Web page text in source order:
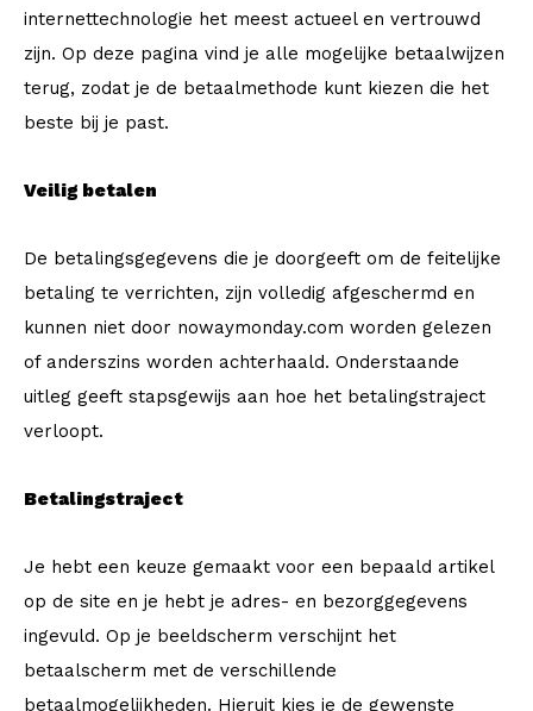
internettechnologie het meest actueel en vertrouwd
zijn. Op deze pagina vind je alle mogelijke betaalwijzen
terug, zodat je de betaalmethode kunt kiezen die het
beste bij je past.
Veilig betalen
De betalingsgegevens die je doorgeeft om de feitelijke
betaling te verrichten, zijn volledig afgeschermd en
kunnen niet door nowaymonday.com worden gelezen
of anderszins worden achterhaald. Onderstaande
uitleg geeft stapsgewijs aan hoe het betalingstraject
verloopt.
Betalingstraject
Je hebt een keuze gemaakt voor een bepaald artikel
op de site en je hebt je adres- en bezorggegevens
ingevuld. Op je beeldscherm verschijnt het
betaalscherm met de verschillende
betaalmogelijkheden. Hieruit kies je de gewenste